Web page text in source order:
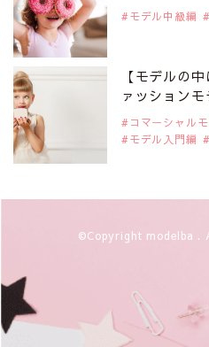
モデル中級編
【モデルの
ァッション
コマーシャル
モデル入門編
©Copyright modelba .